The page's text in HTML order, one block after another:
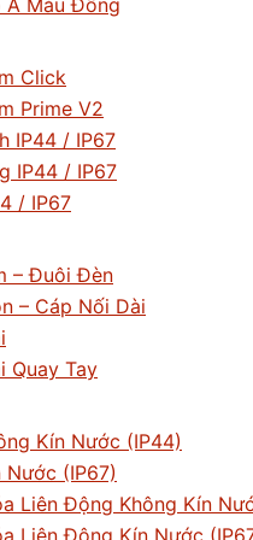
A Màu Đồng
Click
Prime V2
IP44 / IP67
IP44 / IP67
/ IP67
– Đuôi Đèn
– Cáp Nối Dài
Quay Tay
Kín Nước (IP44)
Nước (IP67)
Liên Động Không Kín